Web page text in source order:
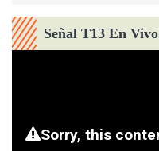
Señal T13 En Vivo